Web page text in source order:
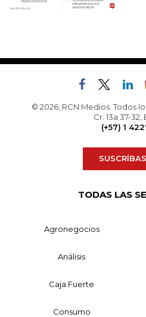
© 2026, RCN Medios. Todos
Cr. 13a 37-
(+57) 1
TODAS LAS
Agronegocios
Análisis
Caja Fuerte
Consumo